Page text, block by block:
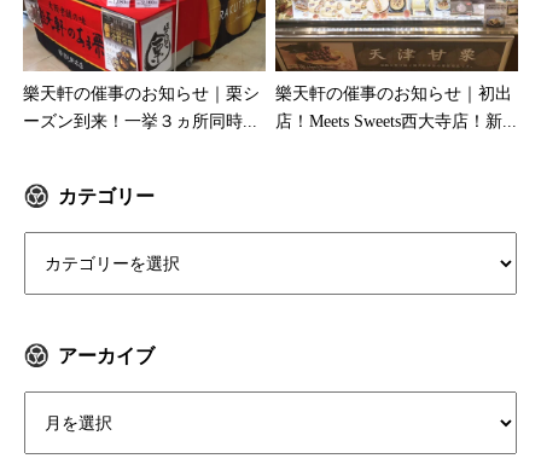
樂天軒の催事のお知らせ｜栗シ
ーズン到来！一挙３ヵ所同時...
樂天軒の催事のお知らせ｜初出
店！Meets Sweets西大寺店！新...
カテゴリー
アーカイブ